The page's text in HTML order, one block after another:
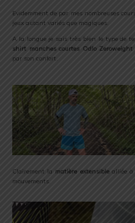
Evidemment de par mes nombreuses
jeux autant variés que magiques.
A la longue je sais très bien le type de
shirt manches courtes Odlo
par son confort.
Clairement la matière extensiblealliée à
mouvements.